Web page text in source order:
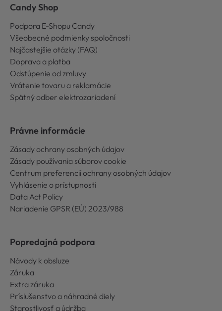
Candy Shop
Podpora E-Shopu Candy
Všeobecné podmienky spoločnosti
Najčastejšie otázky (FAQ)
Doprava a platba
Odstúpenie od zmluvy
Vrátenie tovaru a reklamácie
Spätný odber elektrozariadení
Právne informácie
Zásady ochrany osobných údajov
Zásady používania súborov cookie
Centrum preferencií ochrany osobných údajov
Vyhlásenie o prístupnosti
Data Act Policy
Nariadenie GPSR (EÚ) 2023/988
Popredajná podpora
Návody k obsluze
Záruka
Extra záruka
Príslušenstvo a náhradné diely
Starostlivosť a údržba